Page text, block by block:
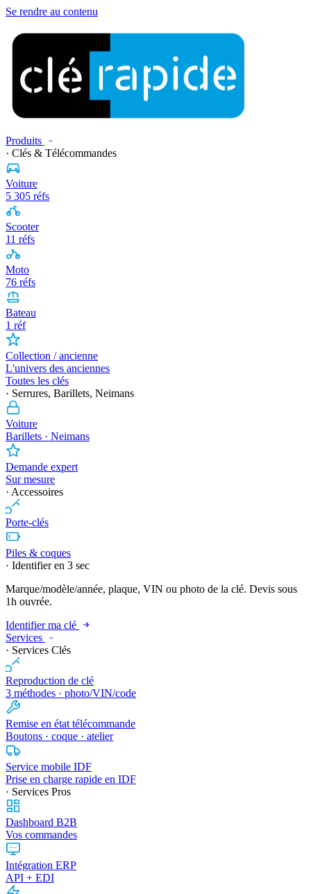
Se rendre au contenu
Produits
· Clés & Télécommandes
Voiture
5 305 réfs
Scooter
11 réfs
Moto
76 réfs
Bateau
1 réf
Collection / ancienne
L'univers des anciennes
Toutes les clés
· Serrures, Barillets, Neimans
Voiture
Barillets · Neimans
Demande expert
Sur mesure
· Accessoires
Porte-clés
Piles & coques
· Identifier en 3 sec
Marque/modèle/année, plaque, VIN ou photo de la clé. Devis sous
1h ouvrée.
Identifier ma clé
Services
· Services Clés
Reproduction de clé
3 méthodes · photo/VIN/code
Remise en état télécommande
Boutons · coque · atelier
Service mobile IDF
Prise en charge rapide en IDF
· Services Pros
Dashboard B2B
Vos commandes
Intégration ERP
API + EDI